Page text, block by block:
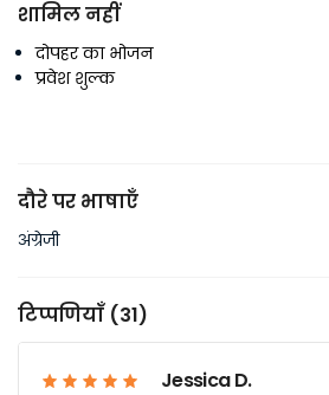
शामिल नहीं
दोपहर का भोजन
प्रवेश शुल्क
दौरे पर भाषाएँ
अंग्रेजी
टिप्पणियाँ (31)
Jessica D.